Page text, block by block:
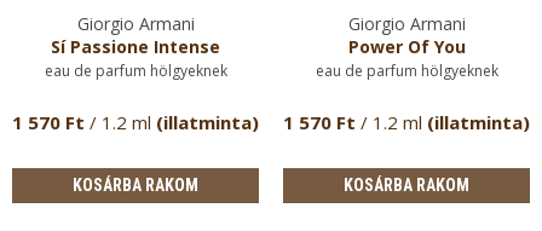
Giorgio Armani
Sí Passione Intense
eau de parfum hölgyeknek
1 570 Ft / 1.2 ml (illatminta)
KOSÁRBA RAKOM
Giorgio Armani
Power Of You
eau de parfum hölgyeknek
1 570 Ft / 1.2 ml (illatminta)
KOSÁRBA RAKOM